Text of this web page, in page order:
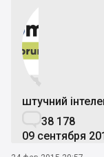


штучний
38 178
09 сентября